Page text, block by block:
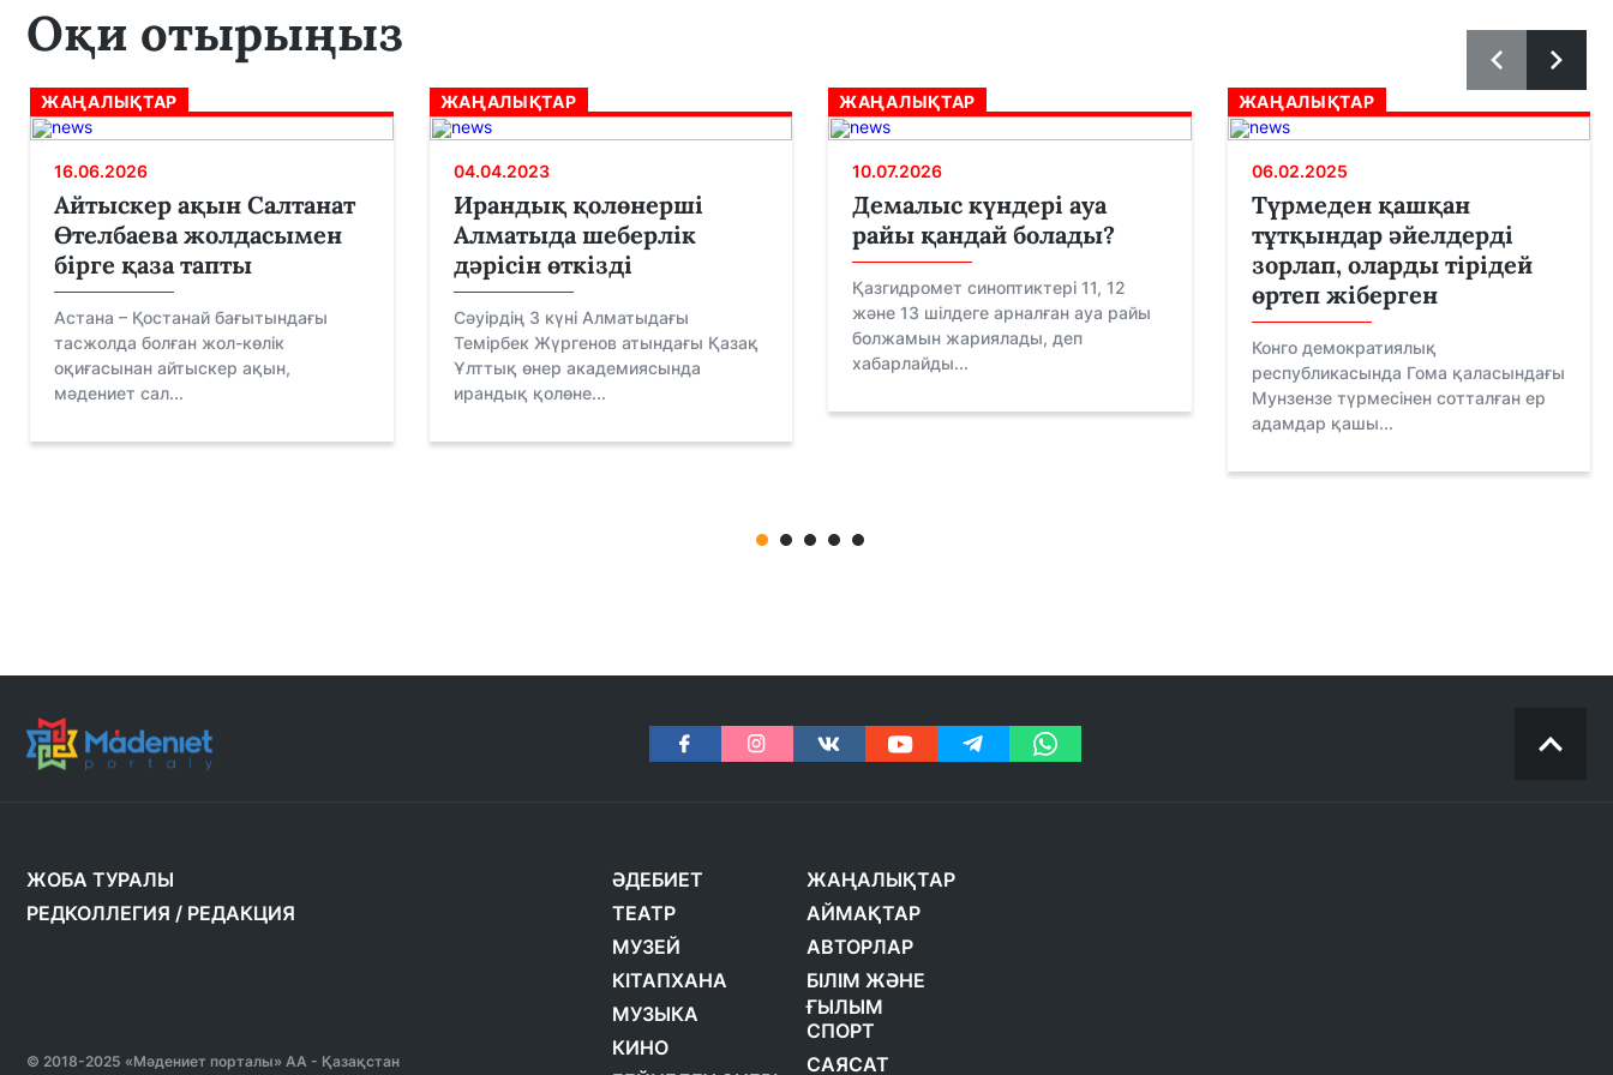
Оқи отырыңыз
ЖАҢАЛЫҚТАР
16.06.2026
Айтыскер ақын Салтанат
Өтелбаева жолдасымен
бірге қаза тапты
Астана – Қостанай бағытындағы
тасжолда болған жол-көлік
оқиғасынан айтыскер ақын,
мәдениет сал...
ЖАҢАЛЫҚТАР
04.04.2023
Ирандық қолөнерші
Алматыда шеберлік
дәрісін өткізді
Сәуірдің 3 күні Алматыдағы
Темірбек Жүргенов атындағы Қазақ
Ұлттық өнер академиясында
ирандық қолөне...
ЖАҢАЛЫҚТАР
10.07.2026
Демалыс күндері ауа
райы қандай болады?
Қазгидромет синоптиктері 11, 12
және 13 шілдеге арналған ауа райы
болжамын жариялады, деп
хабарлайды...
ЖАҢАЛЫҚТАР
06.02.2025
Түрмеден қашқан
тұтқындар әйелдерді
зорлап, оларды тірідей
өртеп жіберген
Конго демократиялық
республикасында Гома қаласындағы
Мунзензе түрмесінен сотталған ер
адамдар қашы...
ЖОБА ТУРАЛЫ
РЕДКОЛЛЕГИЯ / РЕДАКЦИЯ
© 2018-2025 «Мәдениет порталы» АА - Қазақстан
ӘДЕБИЕТ
ТЕАТР
МУЗЕЙ
КІТАПХАНА
МУЗЫКА
КИНО
ЖАҢАЛЫҚТАР
АЙМАҚТАР
АВТОРЛАР
БІЛІМ ЖӘНЕ
ҒЫЛЫМ
СПОРТ
САЯСАТ